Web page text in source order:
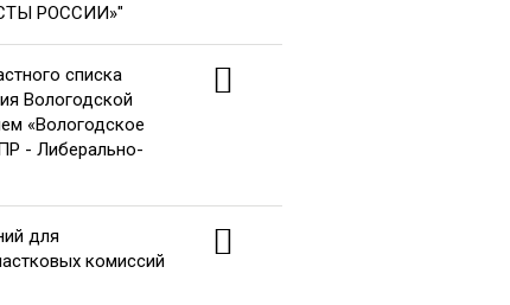
РОССИИ»"
списка
Вологодской
«Вологодское
- Либерально-
для
комиссий